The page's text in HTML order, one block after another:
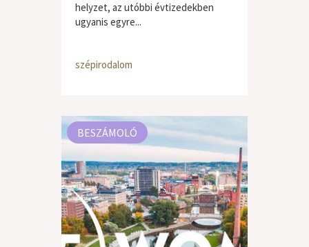
helyzet, az utóbbi évtizedekben
ugyanis egyre...
szépirodalom
BESZÁMOLÓ